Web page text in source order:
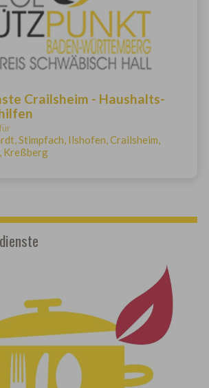
Crailsheim - Haushalts-
Stimpfach, Ilshofen, Crailsheim,
Kreßberg